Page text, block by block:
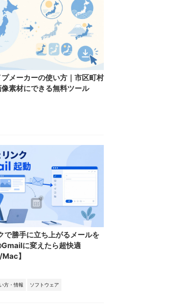
メーカーの使い方｜市区町村
素材にできる無料ツール
勝手に立ち上がるメールを
に変えたら超快適
】
方・情報 ソフトウェア